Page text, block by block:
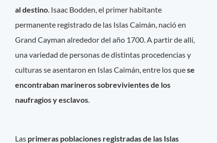
al destino. Isaac Bodden, el primer habitante
permanente registrado de las Islas Caimán, nació en
Grand Cayman alrededor del año 1700. A partir de allí,
una variedad de personas de distintas procedencias y
culturas se asentaron en Islas Caimán, entre los quese
encontraban marineros sobrevivientes de los
naufragios y esclavos.
Las primeras poblaciones registradas de las Islas